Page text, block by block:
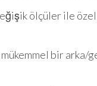
ölçüler ile
mükemmel bir arka/